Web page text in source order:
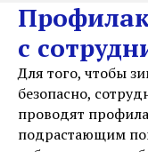
с
Для того, чтобы
безопасно,
проводят
подрастающим